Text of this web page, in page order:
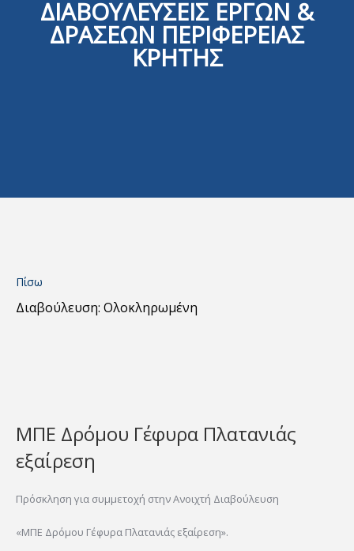
ΔΙΑΒΟΥΛΕΥΣΕΙΣ ΕΡΓΩΝ &
ΔΡΑΣΕΩΝ ΠΕΡΙΦΕΡΕΙΑΣ
ΚΡΗΤΗΣ
Πίσω
Διαβούλευση: Ολοκληρωμένη
ΜΠΕ Δρόμου Γέφυρα Πλατανιάς
εξαίρεση
Πρόσκληση για συμμετοχή στην Ανοιχτή Διαβούλευση
«ΜΠΕ Δρόμου Γέφυρα Πλατανιάς εξαίρεση».